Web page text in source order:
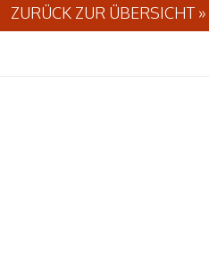
ZURÜCK ZUR ÜBERSICHT